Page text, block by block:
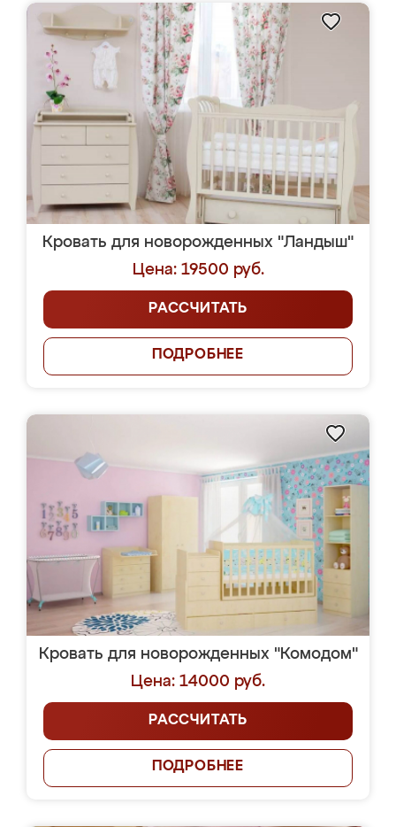
Кровать для новорожденных "Ландыш"
Цена: 19500 руб.
РАССЧИТАТЬ
ПОДРОБНЕЕ
Кровать для новорожденных "Комодом"
Цена: 14000 руб.
РАССЧИТАТЬ
ПОДРОБНЕЕ